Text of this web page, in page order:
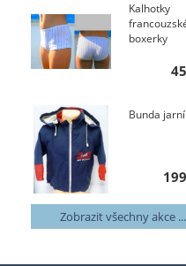
Kalhotky
boxerky
Bunda
Zobrazit všechny akce ...